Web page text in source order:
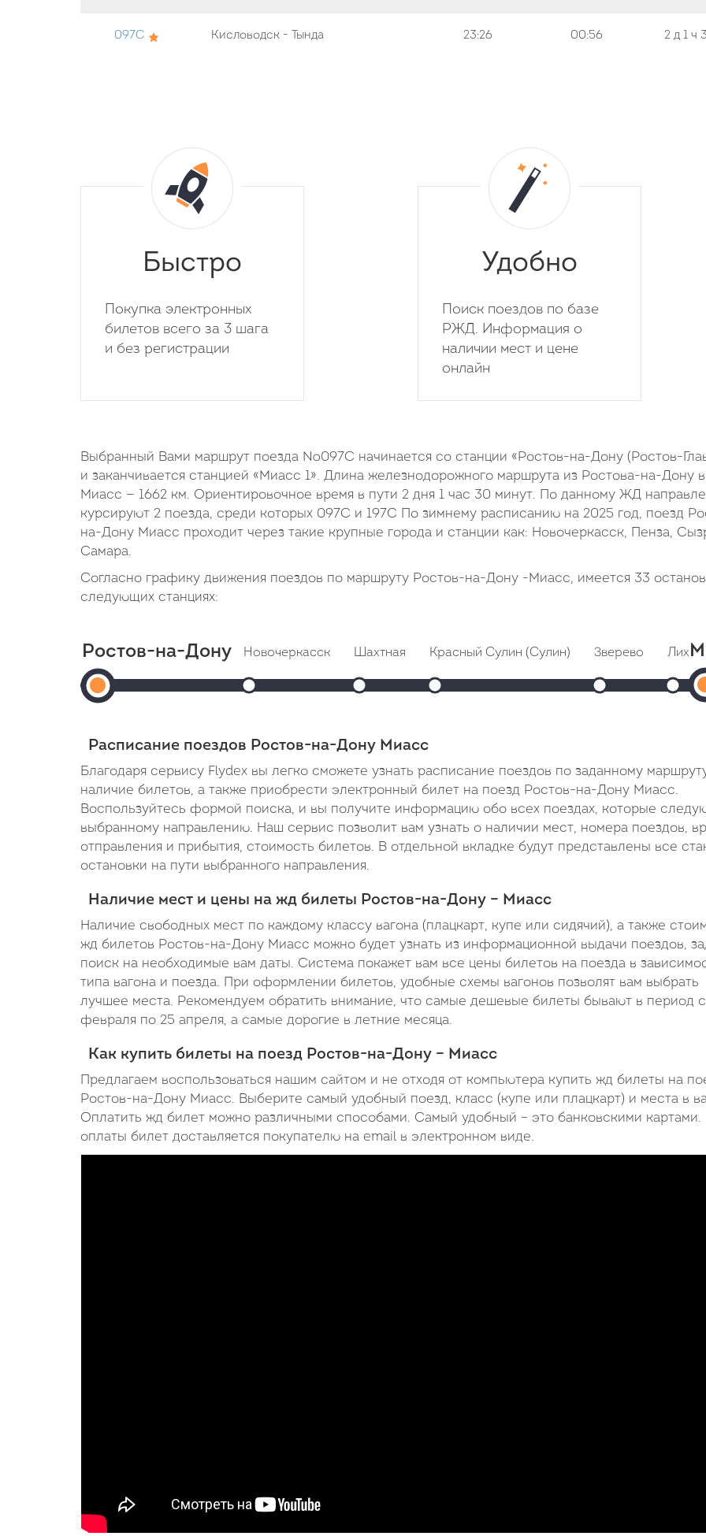
097С Кисловодск - Тында 23:26 00:56 2 д1 ч
Быстро
Покупка электронных
билетов всего за 3 шага
и без регистрации
Удобно
Поиск поездов по базе
РЖД. Информация о
наличии мест и цене
онлайн
Выбранный Вами маршрут поезда №097С начинается со станции «Ростов-на-Дону (Ростов-
и заканчивается станцией «Миасс 1». Длина железнодорожного маршрута из Ростова-на-Дону в
Миасс — 1662 км. Ориентировочное время в пути 2 дня 1 час 30 минут. По данному ЖД
курсируют 2 поезда, среди которых 097С и 197С По зимнему расписанию на 2025 год, поезд
на-Дону Миасс проходит через такие крупные города и станции как: Новочеркасск, Пенза,
Самара.
Согласно графику движения поездов по маршруту Ростов-на-Дону -Миасс, имеется 33
следующих станциях:
Ростов-на-Дону
Ростов-
на-
Главный)
Отправление:
23:26
Новочеркасск
Прибытие: 00:21
В пути: 55 минут
Шахтная
Прибытие: 00:59
В пути: 1 час 33 минуты
Красный Сулин (Сулин) Зверево
Прибытие: 01:51
Отправление: 01:53
2
Расписание поездов Ростов-на-Дону Миасс
Благодаря сервису Flydex вы легко сможете узнать расписание поездов по заданному
наличие билетов, а также приобрести электронный билет на поезд Ростов-на-Дону Миасс.
Воспользуйтесь формой поиска, и вы получите информацию обо всех поездах, которые
выбранному направлению. Наш сервис позволит вам узнать о наличии мест, номера поездов,
отправления и прибытия, стоимость билетов. В отдельной вкладке будут представлены все
остановки на пути выбранного направления.
Наличие мест и цены на жд билеты Ростов-на-Дону – Миасс
Наличие свободных мест по каждому классу вагона (плацкарт, купе или сидячий), а также
жд билетов Ростов-на-Дону Миасс можно будет узнать из информационной выдачи поездов,
поиск на необходимые вам даты. Система покажет вам все цены билетов на поезда в
типа вагона и поезда. При оформлении билетов, удобные схемы вагонов позволят вам выбрать
лучшее места. Рекомендуем обратить внимание, что самые дешевые билеты бывают в период с
февраля по 25 апреля, а самые дорогие в летние месяца.
Как купить билеты на поезд Ростов-на-Дону – Миасс
Предлагаем воспользоваться нашим сайтом и не отходя от компьютера купить жд билеты на
Ростов-на-Дону Миасс. Выберите самый удобный поезд, класс (купе или плацкарт) и места в
Оплатить жд билет можно различными способами. Самый удобный – это банковскими картами.
оплаты билет доставляется покупателю на email в электронном виде.